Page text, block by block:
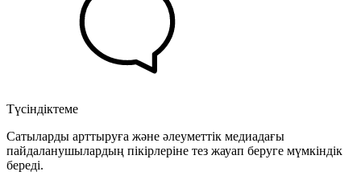
Түсіндіктеме
Сатыларды арттыруға және әлеуметтік медиадағы
пайдаланушылардың пікірлеріне тез жауап беруге мүмкіндік
береді.